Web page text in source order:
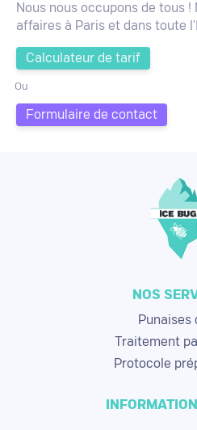
Nous nous occupons de tous
affaires à Paris et dans toute
Calculateur de tarif
Ou
Formulaire de contact
NOS
Punaises
Traitement
Protocole